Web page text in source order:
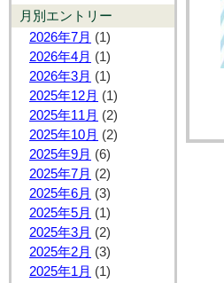
月別エントリー
2026年7月 (1)
2026年4月 (1)
2026年3月 (1)
2025年12月 (1)
2025年11月 (2)
2025年10月 (2)
2025年9月 (6)
2025年7月 (2)
2025年6月 (3)
2025年5月 (1)
2025年3月 (2)
2025年2月 (3)
2025年1月 (1)